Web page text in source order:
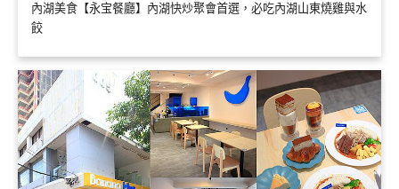
內湖美食【永宝餐廳】內湖快炒聚會首選，必吃內湖山東燒雞與水
餃